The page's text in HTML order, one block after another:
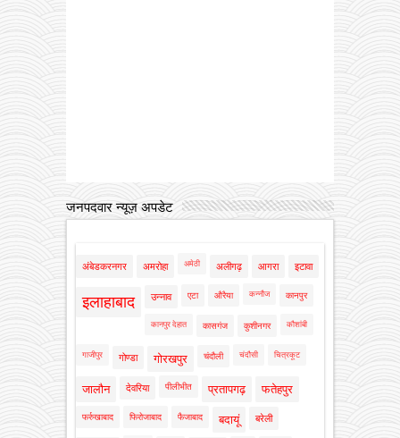
जनपदवार न्यूज़ अपडेट
अंबेडकरनगर अमरोहा अमेठी अलीगढ़ आगरा इटावा
इलाहाबाद उन्नाव एटा औरैया कन्नौज कानपुर
कानपुर देहात कासगंज कुशीनगर कौशांबी
गाजीपुर गोण्डा गोरखपुर चंदौली चंदौसी चित्रकूट
जालौन देवरिया पीलीभीत प्रतापगढ़ फतेहपुर
फर्रुखाबाद फिरोजाबाद फैजाबाद बदायूं बरेली